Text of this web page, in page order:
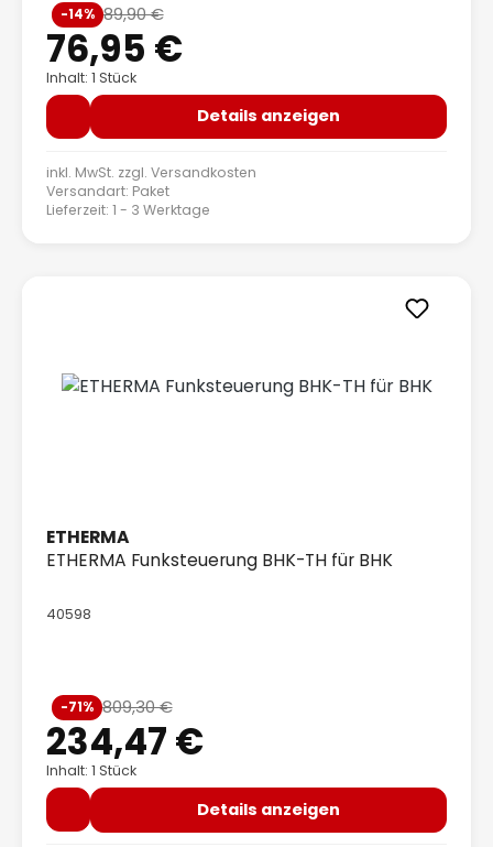
Verkaufspreis:
76,95 €
Regulärer Preis:
89,90 €
-14%
Inhalt: 1 Stück
Details anzeigen
inkl. MwSt. zzgl. Versandkosten
Versandart: Paket
Lieferzeit: 1 - 3 Werktage
ETHERMA
ETHERMA Funksteuerung BHK-TH für BHK
40598
Verkaufspreis:
234,47 €
Regulärer Preis:
809,30 €
-71%
Inhalt: 1 Stück
Details anzeigen